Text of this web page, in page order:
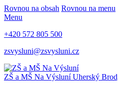
Rovnou na obsah Rovnou na menu
Menu
+420 572 805 500
zsvysluni@zsvysluni.cz
ZŠ a MŠ Na VýsluníUherský